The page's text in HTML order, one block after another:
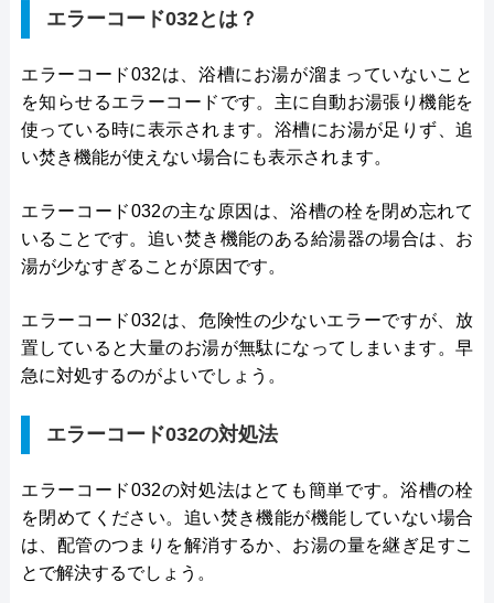
エラーコード032とは？
エラーコード032は、浴槽にお湯が溜まっていないこと
を知らせるエラーコードです。主に自動お湯張り機能を
使っている時に表示されます。浴槽にお湯が足りず、追
い焚き機能が使えない場合にも表示されます。
エラーコード032の主な原因は、浴槽の栓を閉め忘れて
いることです。追い焚き機能のある給湯器の場合は、お
湯が少なすぎることが原因です。
エラーコード032は、危険性の少ないエラーですが、放
置していると大量のお湯が無駄になってしまいます。早
急に対処するのがよいでしょう。
エラーコード032の対処法
エラーコード032の対処法はとても簡単です。浴槽の栓
を閉めてください。追い焚き機能が機能していない場合
は、配管のつまりを解消するか、お湯の量を継ぎ足すこ
とで解決するでしょう。